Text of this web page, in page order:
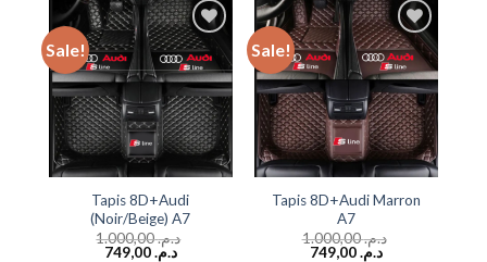
Sale!
Add to
wishlist
Tapis 8D+Audi
(Noir/Beige) A7
د.م.1.000,00
د.م.749,00
Sale!
Add to
wishlist
Tapis 8D+Audi Marron
A7
د.م.1.000,00
د.م.749,00